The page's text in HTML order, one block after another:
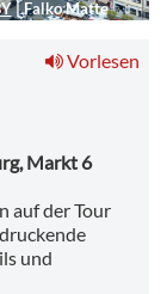
|Falko Matte
Vorlesen
Markt 6
auf der Tour
und